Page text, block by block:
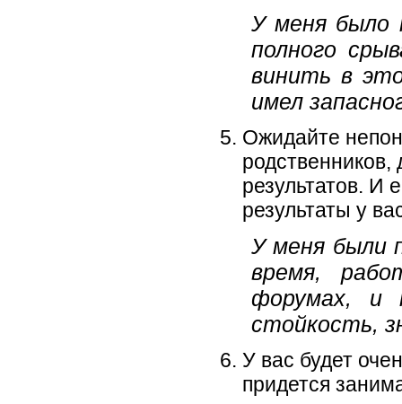
У меня было
полного
винить в
имел
Ожидайте
родственников,
результатов. И
результаты у
У меня были
время,
форумах, и
стойкость,
У вас будет
придется